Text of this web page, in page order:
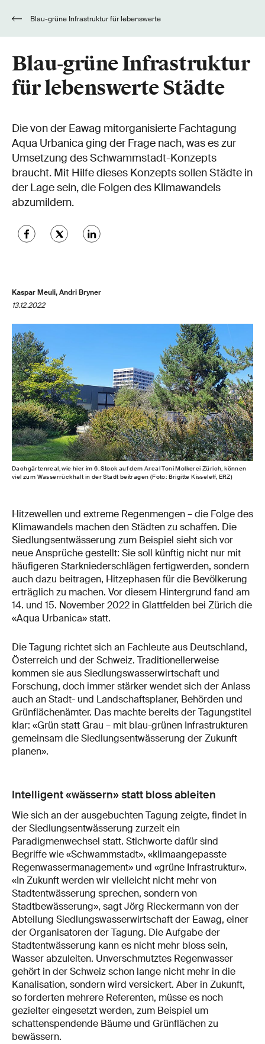
Blau-grüne Infrastruktur
für lebenswerte Städte
Die von der Eawag mitorganisierte Fachtagung
Aqua Urbanica ging der Frage nach, was es zur
Umsetzung des Schwammstadt-Konzepts
braucht. Mit Hilfe dieses Konzepts sollen Städte in
der Lage sein, die Folgen des Klimawandels
abzumildern.
Kaspar Meuli, Andri Bryner
13.12.2022
Dachgärtenreal, wie hier im 6. Stock auf dem Areal Toni Molkerei Zürich, können
viel zum Wasserrückhalt in der Stadt beitragen (Foto: Brigitte Kisseleff, ERZ)
Hitzewellen und extreme Regenmengen – die Folge des
Klimawandels machen den Städten zu schaffen. Die
Siedlungsentwässerung zum Beispiel sieht sich vor
neue Ansprüche gestellt: Sie soll künftig nicht nur mit
häufigeren Starkniederschlägen fertigwerden, sondern
auch dazu beitragen, Hitzephasen für die Bevölkerung
erträglich zu machen. Vor diesem Hintergrund fand am
14. und 15. November 2022 in Glattfelden bei Zürich die
«Aqua Urbanica» statt.
Die Tagung richtet sich an Fachleute aus Deutschland,
Österreich und der Schweiz. Traditionellerweise
kommen sie aus Siedlungswasserwirtschaft und
Forschung, doch immer stärker wendet sich der Anlass
auch an Stadt- und Landschaftsplaner, Behörden und
Grünflächenämter. Das machte bereits der Tagungstitel
klar: «Grün statt Grau – mit blau-grünen Infrastrukturen
gemeinsam die Siedlungsentwässerung der Zukunft
planen».
Intelligent «wässern» statt bloss ableiten
Wie sich an der ausgebuchten Tagung zeigte, findet in
der Siedlungsentwässerung zurzeit ein
Paradigmenwechsel statt. Stichworte dafür sind
Begriffe wie «Schwammstadt», «klimaangepasste
Regenwassermanagement» und «grüne Infrastruktur».
«In Zukunft werden wir vielleicht nicht mehr von
Stadtentwässerung sprechen, sondern von
Stadtbewässerung», sagt Jörg Rieckermann von der
Abteilung Siedlungswasserwirtschaft der Eawag, einer
der Organisatoren der Tagung. Die Aufgabe der
Stadtentwässerung kann es nicht mehr bloss sein,
Wasser abzuleiten. Unverschmutztes Regenwasser
gehört in der Schweiz schon lange nicht mehr in die
Kanalisation, sondern wird versickert. Aber in Zukunft,
so forderten mehrere Referenten, müsse es noch
gezielter eingesetzt werden, zum Beispiel um
schattenspendende Bäume und Grünflächen zu
bewässern.